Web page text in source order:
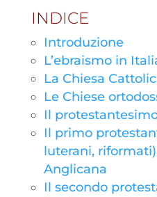
INDICE
Introduzione
L’ebraismo in
La Chiesa
Le Chiese
Il
Il primo
luterani,
Anglicana
Il secondo